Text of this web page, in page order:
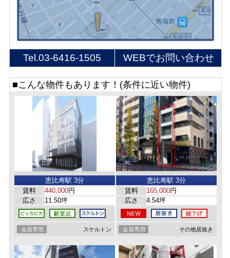
Tel.03-6416-1505 WEBでお問い合わせ
■こんな物件もあります！(条件に近い物件)
恵比寿駅 3分
賃料
440,000円
広さ
11.50坪
会員専用 スケルトン
恵比寿駅 3分
賃料
165,000円
広さ
4.54坪
会員専用 その他居抜き